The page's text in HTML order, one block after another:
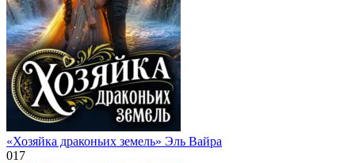
«Хозяйка драконьих земель» Эль Вайра
017